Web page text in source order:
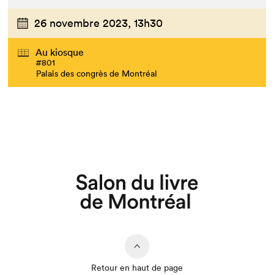
26 novembre 2023, 13h30
Au kiosque
#801
Palais des congrès de Montréal
Retour en haut de page